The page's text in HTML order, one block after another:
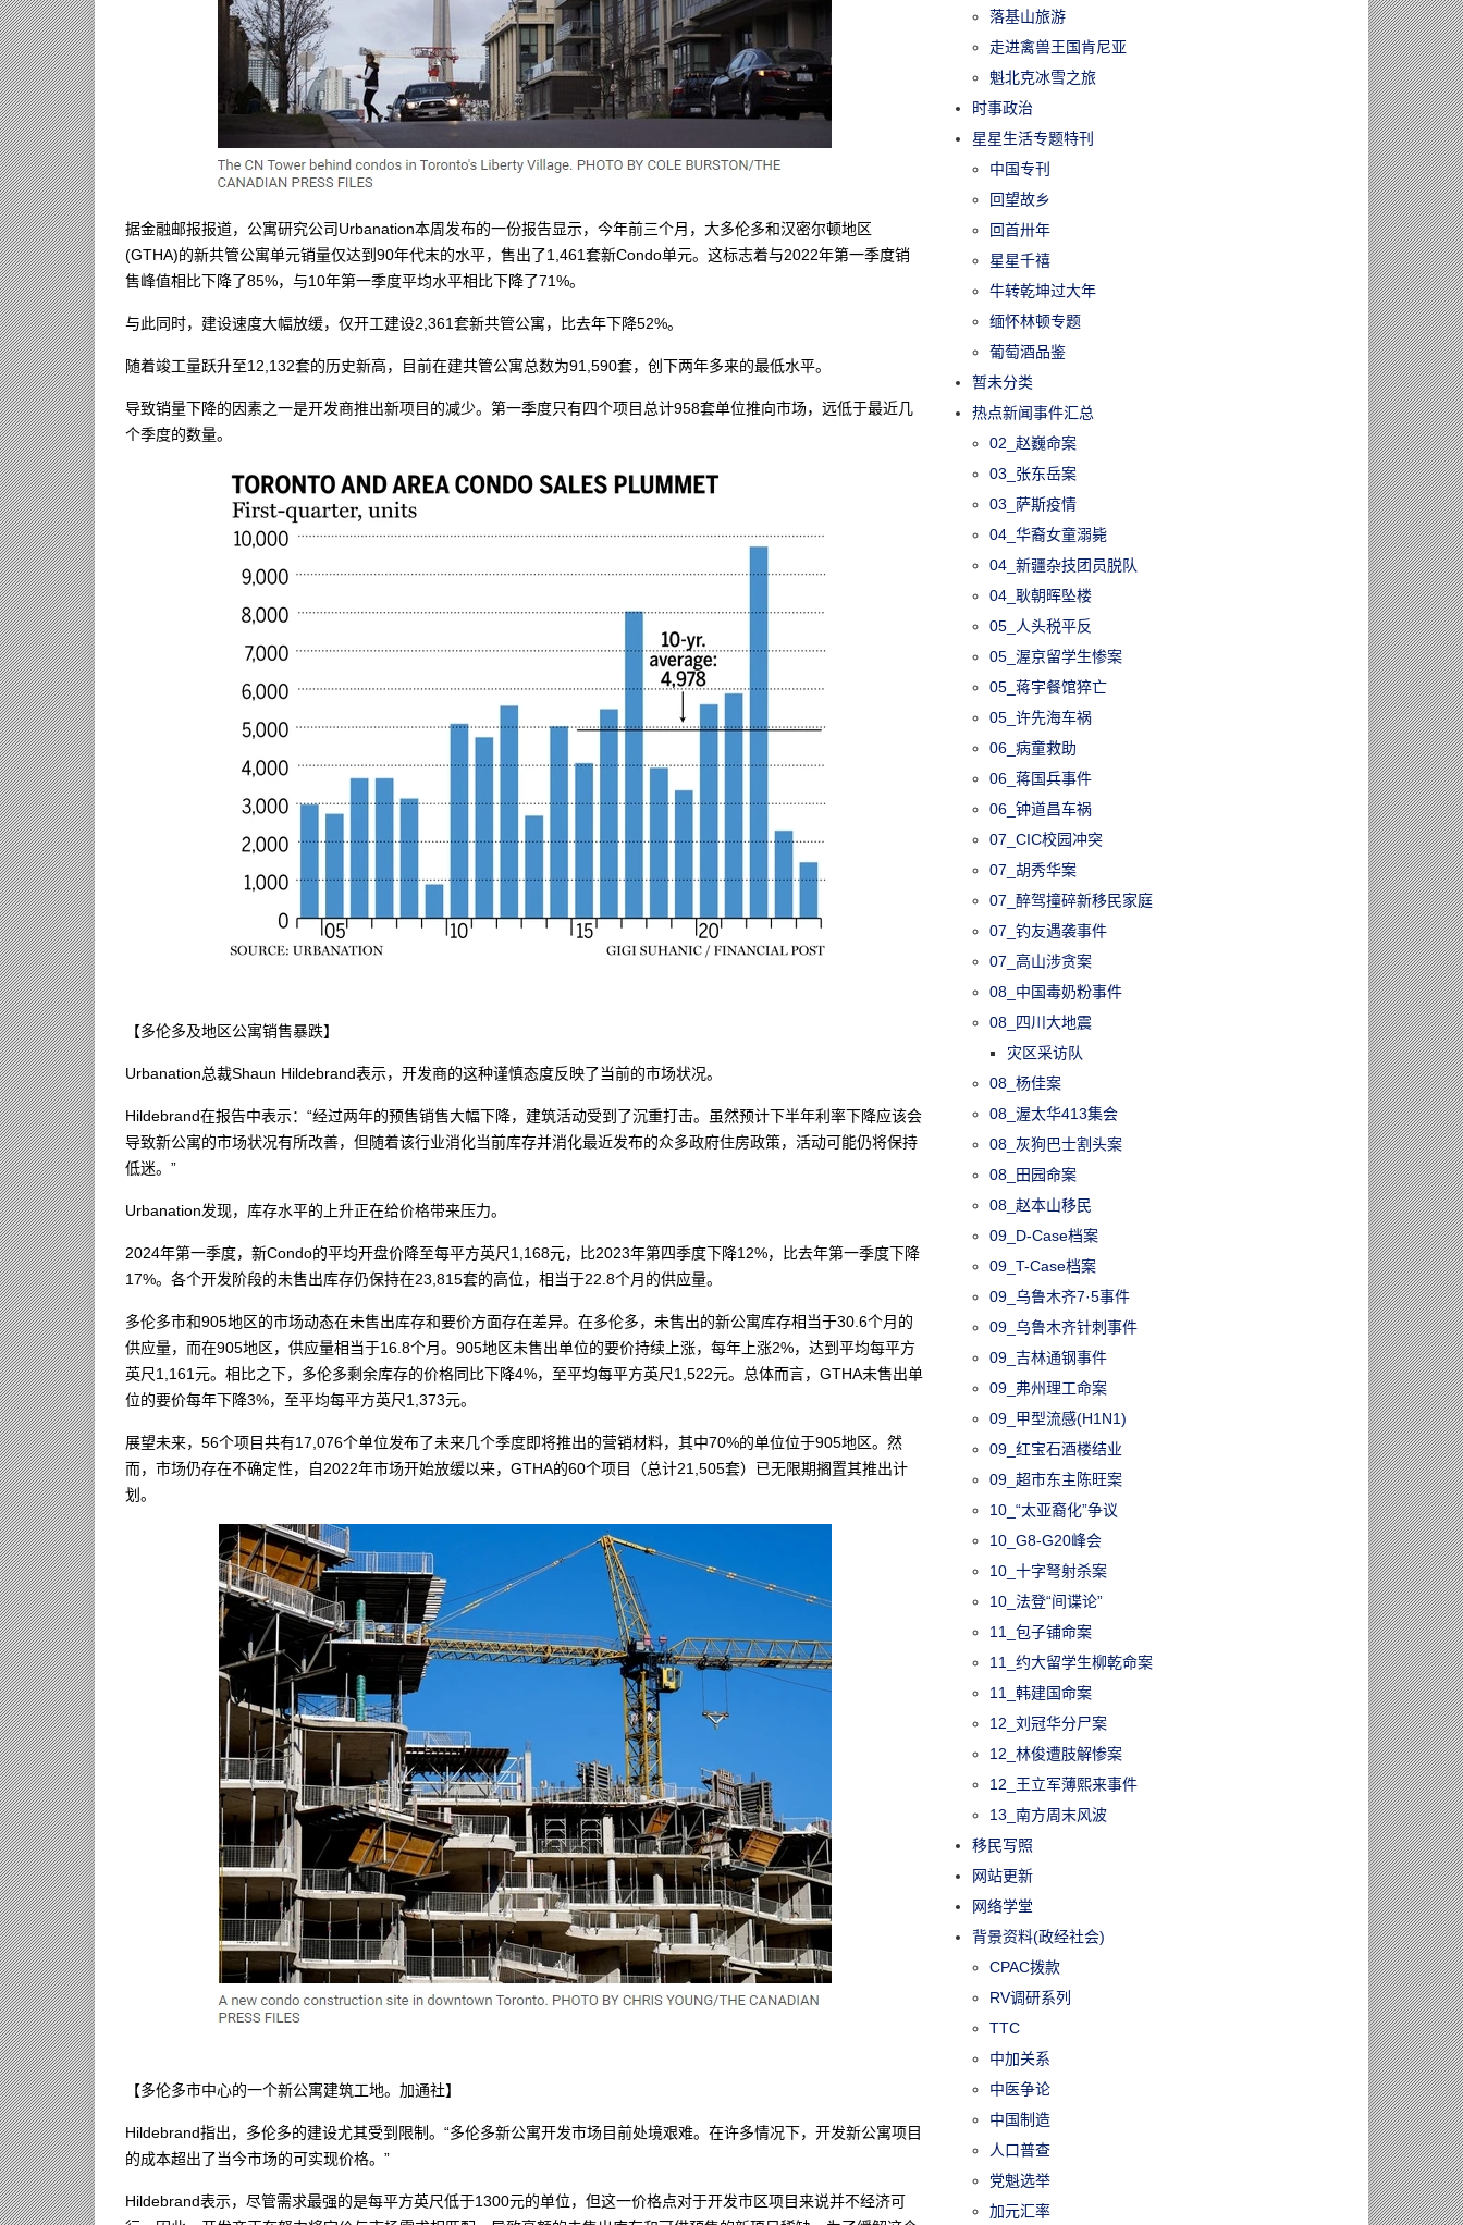
据金融邮报报道，公寓研究公司Urbanation本周发布的一份报告显示，今年前三个月，大多伦多和汉密尔顿地区
(GTHA)的新共管公寓单元销量仅达到90年代末的水平，售出了1,461套新Condo单元。这标志着与2022年第一季度销
售峰值相比下降了85%，与10年第一季度平均水平相比下降了71%。
与此同时，建设速度大幅放缓，仅开工建设2,361套新共管公寓，比去年下降52%。
随着竣工量跃升至12,132套的历史新高，目前在建共管公寓总数为91,590套，创下两年多来的最低水平。
导致销量下降的因素之一是开发商推出新项目的减少。第一季度只有四个项目总计958套单位推向市场，远低于最近几
个季度的数量。
【多伦多及地区公寓销售暴跌】
Urbanation总裁Shaun Hildebrand表示，开发商的这种谨慎态度反映了当前的市场状况。
Hildebrand在报告中表示：“经过两年的预售销售大幅下降，建筑活动受到了沉重打击。虽然预计下半年利率下降应该会
导致新公寓的市场状况有所改善，但随着该行业消化当前库存并消化最近发布的众多政府住房政策，活动可能仍将保持
低迷。”
Urbanation发现，库存水平的上升正在给价格带来压力。
2024年第一季度，新Condo的平均开盘价降至每平方英尺1,168元，比2023年第四季度下降12%，比去年第一季度下降
17%。各个开发阶段的未售出库存仍保持在23,815套的高位，相当于22.8个月的供应量。
多伦多市和905地区的市场动态在未售出库存和要价方面存在差异。在多伦多，未售出的新公寓库存相当于30.6个月的
供应量，而在905地区，供应量相当于16.8个月。905地区未售出单位的要价持续上涨，每年上涨2%，达到平均每平方
英尺1,161元。相比之下，多伦多剩余库存的价格同比下降4%，至平均每平方英尺1,522元。总体而言，GTHA未售出单
位的要价每年下降3%，至平均每平方英尺1,373元。
展望未来，56个项目共有17,076个单位发布了未来几个季度即将推出的营销材料，其中70%的单位位于905地区。然
而，市场仍存在不确定性，自2022年市场开始放缓以来，GTHA的60个项目（总计21,505套）已无限期搁置其推出计
划。
【多伦多市中心的一个新公寓建筑工地。加通社】
Hildebrand指出，多伦多的建设尤其受到限制。“多伦多新公寓开发市场目前处境艰难。在许多情况下，开发新公寓项目
的成本超出了当今市场的可实现价格。”
Hildebrand表示，尽管需求最强的是每平方英尺低于1300元的单位，但这一价格点对于开发市区项目来说并不经济可
落基山旅游
走进禽兽王国肯尼亚
魁北克冰雪之旅
时事政治
星星生活专题特刊
中国专刊
回望故乡
回首卅年
星星千禧
牛转乾坤过大年
缅怀林顿专题
葡萄酒品鉴
暂未分类
热点新闻事件汇总
02_赵巍命案
03_张东岳案
03_萨斯疫情
04_华裔女童溺毙
04_新疆杂技团员脱队
04_耿朝晖坠楼
05_人头税平反
05_渥京留学生惨案
05_蒋宇餐馆猝亡
05_许先海车祸
06_病童救助
06_蒋国兵事件
06_钟道昌车祸
07_CIC校园冲突
07_胡秀华案
07_醉驾撞碎新移民家庭
07_钓友遇袭事件
07_高山涉贪案
08_中国毒奶粉事件
08_四川大地震
灾区采访队
08_杨佳案
08_渥太华413集会
08_灰狗巴士割头案
08_田园命案
08_赵本山移民
09_D-Case档案
09_T-Case档案
09_乌鲁木齐7·5事件
09_乌鲁木齐针刺事件
09_吉林通钢事件
09_弗州理工命案
09_甲型流感(H1N1)
09_红宝石酒楼结业
09_超市东主陈旺案
10_“太亚裔化”争议
10_G8-G20峰会
10_十字弩射杀案
10_法登“间谍论”
11_包子铺命案
11_约大留学生柳乾命案
11_韩建国命案
12_刘冠华分尸案
12_林俊遭肢解惨案
12_王立军薄熙来事件
13_南方周末风波
移民写照
网站更新
网络学堂
背景资料(政经社会)
CPAC拨款
RV调研系列
TTC
中加关系
中医争论
中国制造
人口普查
党魁选举
加元汇率